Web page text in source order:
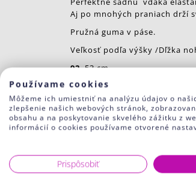
Aj po mnohých praniach drží
Pružná guma v páse.
Veľkosť podľa výšky /Dľžka
9253 cm
9856 cm
10459 cm
11063 cm
12270 cm
Používame cookies
Môžeme ich umiestniť na analýzu údajov o
zlepšenie našich webových stránok,
obsahu a na poskytovanie skvelého zážitku z
informácií o cookies používame otvorené
Prispôsobiť